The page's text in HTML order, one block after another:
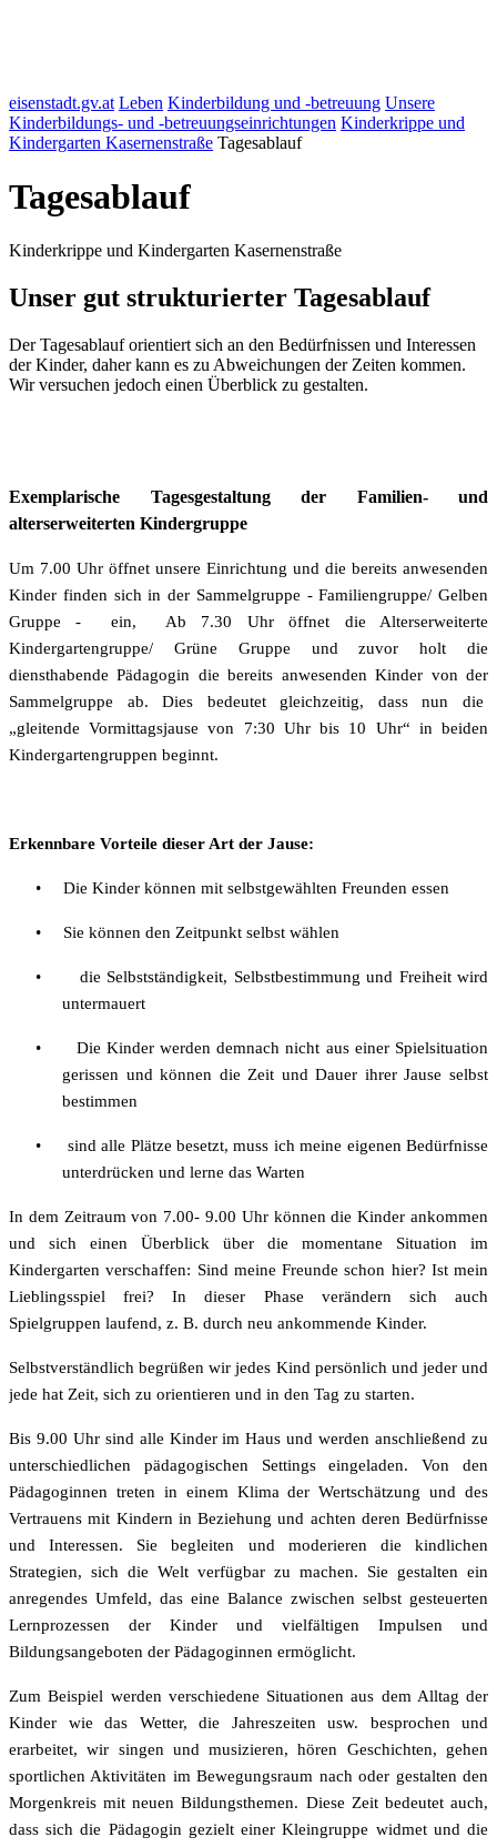
eisenstadt.gv.at Leben Kinderbildung und -betreuung Unsere
Kinderbildungs- und -betreuungseinrichtungen Kinderkrippe und
Kindergarten Kasernenstraße Tagesablauf
Tagesablauf
Kinderkrippe und Kindergarten Kasernenstraße
Unser gut strukturierter Tagesablauf
Der Tagesablauf orientiert sich an den Bedürfnissen und Interessen
der Kinder, daher kann es zu Abweichungen der Zeiten kommen.
Wir versuchen jedoch einen Überblick zu gestalten.
Exemplarische Tagesgestaltung der Familien- und
alterserweiterten Kindergruppe
Um 7.00 Uhr öffnet unsere Einrichtung und die bereits anwesenden
Kinder finden sich in der Sammelgruppe - Familiengruppe/ Gelben
Gruppe - ein, Ab 7.30 Uhr öffnet die Alterserweiterte
Kindergartengruppe/ Grüne Gruppe und zuvor holt die
diensthabende Pädagogin die bereits anwesenden Kinder von der
Sammelgruppe ab. Dies bedeutet gleichzeitig, dass nun die
„gleitende Vormittagsjause von 7:30 Uhr bis 10 Uhr“ in beiden
Kindergartengruppen beginnt.
Erkennbare Vorteile dieser Art der Jause:
• Die Kinder können mit selbstgewählten Freunden essen
• Sie können den Zeitpunkt selbst wählen
•
die Selbstständigkeit, Selbstbestimmung und Freiheit wird
untermauert
•
Die Kinder werden demnach nicht aus einer Spielsituation
gerissen und können die Zeit und Dauer ihrer Jause selbst
bestimmen
•
sind alle Plätze besetzt, muss ich meine eigenen Bedürfnisse
unterdrücken und lerne das Warten
In dem Zeitraum von 7.00- 9.00 Uhr können die Kinder ankommen
und sich einen Überblick über die momentane Situation im
Kindergarten verschaffen: Sind meine Freunde schon hier? Ist mein
Lieblingsspiel frei? In dieser Phase verändern sich auch
Spielgruppen laufend, z. B. durch neu ankommende Kinder.
Selbstverständlich begrüßen wir jedes Kind persönlich und jeder und
jede hat Zeit, sich zu orientieren und in den Tag zu starten.
Bis 9.00 Uhr sind alle Kinder im Haus und werden anschließend zu
unterschiedlichen pädagogischen Settings eingeladen. Von den
Pädagoginnen treten in einem Klima der Wertschätzung und des
Vertrauens mit Kindern in Beziehung und achten deren Bedürfnisse
und Interessen. Sie begleiten und moderieren die kindlichen
Strategien, sich die Welt verfügbar zu machen. Sie gestalten ein
anregendes Umfeld, das eine Balance zwischen selbst gesteuerten
Lernprozessen der Kinder und vielfältigen Impulsen und
Bildungsangeboten der Pädagoginnen ermöglicht.
Zum Beispiel werden verschiedene Situationen aus dem Alltag der
Kinder wie das Wetter, die Jahreszeiten usw. besprochen und
erarbeitet, wir singen und musizieren, hören Geschichten, gehen
sportlichen Aktivitäten im Bewegungsraum nach oder gestalten den
Morgenkreis mit neuen Bildungsthemen. Diese Zeit bedeutet auch,
dass sich die Pädagogin gezielt einer Kleingruppe widmet und die